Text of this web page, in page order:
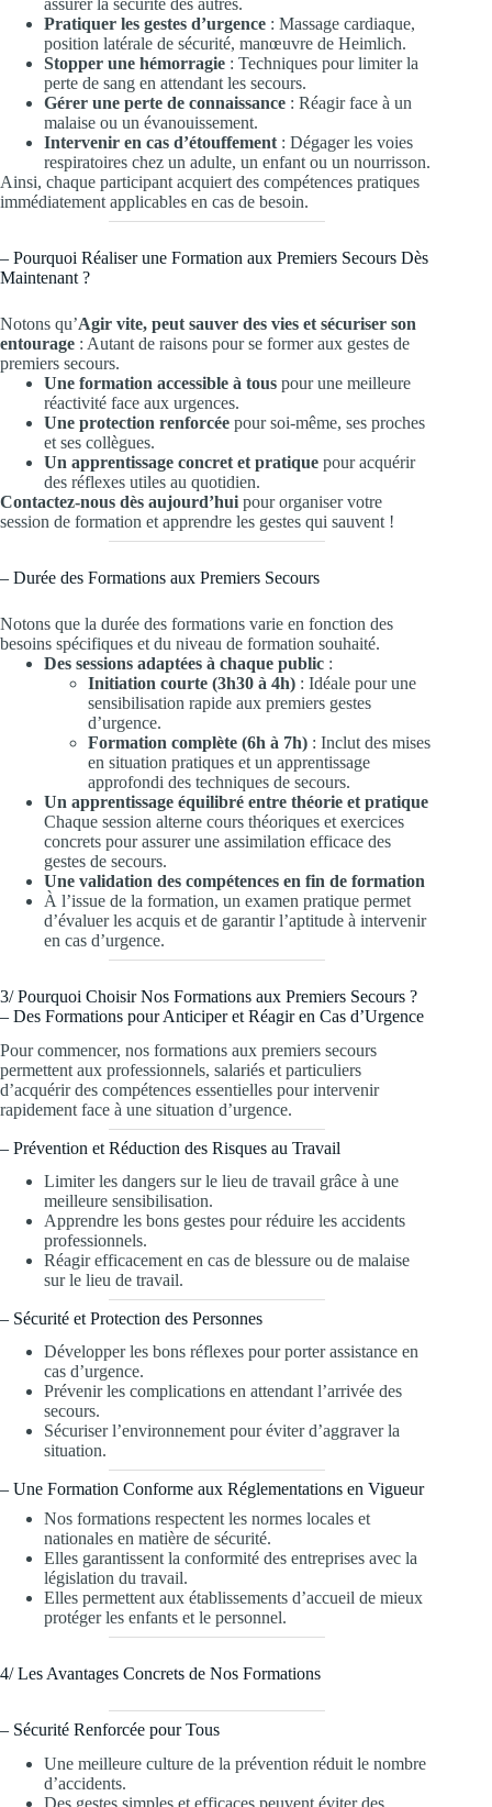
Pratiquer les gestes d’urgence : Massage cardiaque,
position latérale de sécurité, manœuvre de Heimlich.
Stopper une hémorragie : Techniques pour limiter la
perte de sang en attendant les secours.
Gérer une perte de connaissance : Réagir face à un
malaise ou un évanouissement.
Intervenir en cas d’étouffement : Dégager les voies
respiratoires chez un adulte, un enfant ou un nourrisson.
Ainsi, chaque participant acquiert des compétences pratiques
immédiatement applicables en cas de besoin.
– Pourquoi Réaliser une Formation aux Premiers Secours Dès
Maintenant ?
Notons qu’Agir vite, peut sauver des vies et sécuriser son
entourage : Autant de raisons pour se former aux gestes de
premiers secours.
Une formation accessible à tous pour une meilleure
réactivité face aux urgences.
Une protection renforcée pour soi-même, ses proches
et ses collègues.
Un apprentissage concret et pratique pour acquérir
des réflexes utiles au quotidien.
Contactez-nous dès aujourd’hui pour organiser votre
session de formation et apprendre les gestes qui sauvent !
– Durée des Formations aux Premiers Secours
Notons que la durée des formations varie en fonction des
besoins spécifiques et du niveau de formation souhaité.
Des sessions adaptées à chaque public :
Initiation courte (3h30 à 4h) : Idéale pour une
sensibilisation rapide aux premiers gestes
d’urgence.
Formation complète (6h à 7h) : Inclut des mises
en situation pratiques et un apprentissage
approfondi des techniques de secours.
Un apprentissage équilibré entre théorie et pratique
Chaque session alterne cours théoriques et exercices
concrets pour assurer une assimilation efficace des
gestes de secours.
Une validation des compétences en fin de formation
À l’issue de la formation, un examen pratique permet
d’évaluer les acquis et de garantir l’aptitude à intervenir
en cas d’urgence.
3/ Pourquoi Choisir Nos Formations aux Premiers Secours ?
– Des Formations pour Anticiper et Réagir en Cas d’Urgence
Pour commencer, nos formations aux premiers secours
permettent aux professionnels, salariés et particuliers
d’acquérir des compétences essentielles pour intervenir
rapidement face à une situation d’urgence.
– Prévention et Réduction des Risques au Travail
Limiter les dangers sur le lieu de travail grâce à une
meilleure sensibilisation.
Apprendre les bons gestes pour réduire les accidents
professionnels.
Réagir efficacement en cas de blessure ou de malaise
sur le lieu de travail.
– Sécurité et Protection des Personnes
Développer les bons réflexes pour porter assistance en
cas d’urgence.
Prévenir les complications en attendant l’arrivée des
secours.
Sécuriser l’environnement pour éviter d’aggraver la
situation.
– Une Formation Conforme aux Réglementations en Vigueur
Nos formations respectent les normes locales et
nationales en matière de sécurité.
Elles garantissent la conformité des entreprises avec la
législation du travail.
Elles permettent aux établissements d’accueil de mieux
protéger les enfants et le personnel.
4/ Les Avantages Concrets de Nos Formations
– Sécurité Renforcée pour Tous
Une meilleure culture de la prévention réduit le nombre
d’accidents.
Des gestes simples et efficaces peuvent éviter des